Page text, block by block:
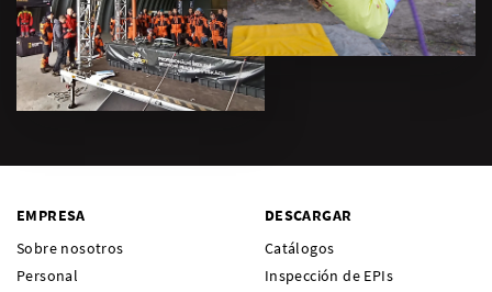
EMPRESA
Sobre nosotros
Personal
DESCARGAR
Catálogos
Inspección de EPIs